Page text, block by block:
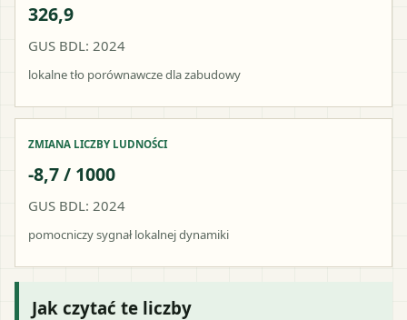
326,9
GUS BDL: 2024
lokalne tło porównawcze dla zabudowy
ZMIANA LICZBY LUDNOŚCI
-8,7 / 1000
GUS BDL: 2024
pomocniczy sygnał lokalnej dynamiki
Jak czytać te liczby